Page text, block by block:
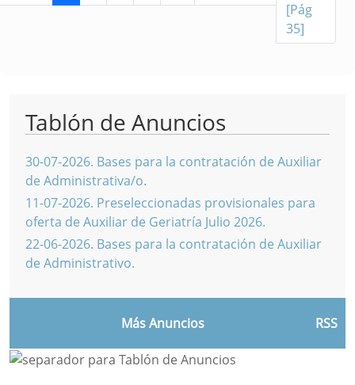
[Pág
35]
Tablón de Anuncios
30-07-2026. Bases para la contratación de Auxiliar
de Administrativa/o.
11-07-2026. Preseleccionadas provisionales para
oferta de Auxiliar de Geriatría Julio 2026.
22-06-2026. Bases para la contratación de Auxiliar
de Administrativo.
Más Anuncios RSS